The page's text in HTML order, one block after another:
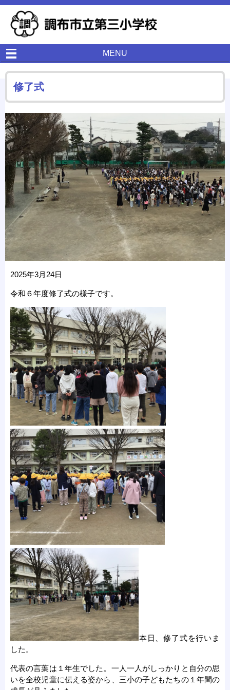
MENU
修了式
2025年3月24日
令和６年度修了式の様子です。
本日、修了式を行いま
した。
代表の言葉は１年生でした。一人一人がしっかりと自分の思
いを全校児童に伝える姿から、三小の子どもたちの１年間の